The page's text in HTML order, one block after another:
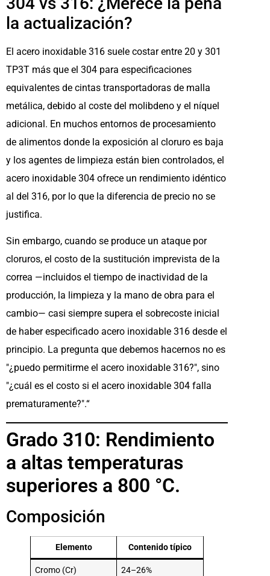
la actualización?
El acero inoxidable 316 suele costar entre 20 y 301
TP3T más que el 304 para especificaciones
equivalentes de cintas transportadoras de malla
metálica, debido al coste del molibdeno y el níquel
adicional. En muchos entornos de procesamiento
de alimentos donde la exposición al cloruro es baja
y los agentes de limpieza están bien controlados, el
acero inoxidable 304 ofrece un rendimiento idéntico
al del 316, por lo que la diferencia de precio no se
justifica.
Sin embargo, cuando se produce un ataque por
cloruros, el costo de la sustitución imprevista de la
correa —incluidos el tiempo de inactividad de la
producción, la limpieza y la mano de obra para el
cambio— casi siempre supera el sobrecoste inicial
de haber especificado acero inoxidable 316 desde el
principio. La pregunta que debemos hacernos no es
"¿puedo permitirme el acero inoxidable 316?", sino
"¿cuál es el costo si el acero inoxidable 304 falla
prematuramente?".“
Grado 310: Rendimiento
a altas temperaturas
superiores a 800 °C.
Composición
Elemento Contenido típico
Cromo (Cr) 24–26%